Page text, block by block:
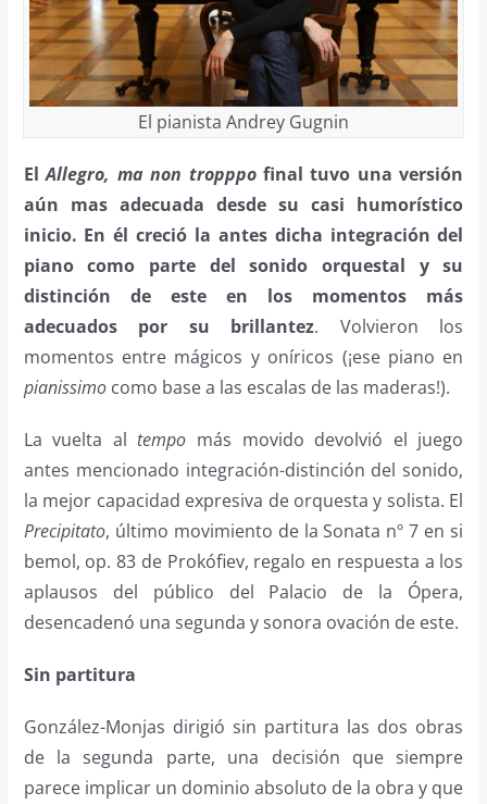
El pianista Andrey Gugnin
ElAllegro, ma non tropppofinal tuvo una versión
aún mas adecuada desde su casi humorístico
inicio. En él creció la antes dicha integración del
piano como parte del sonido orquestal y su
distinción de este en los momentos más
adecuados por su brillantez. Volvieron los
momentos entre mágicos y oníricos (¡ese piano en
pianissimocomo base a las escalas de las maderas!).
La vuelta al tempo más movido devolvió el juego
antes mencionado integración-distinción del sonido,
la mejor capacidad expresiva de orquesta y solista. El
Precipitato, último movimiento de la Sonata nº 7 en si
bemol, op. 83 de Prokófiev, regalo en respuesta a los
aplausos del público del Palacio de la Ópera,
desencadenó una segunda y sonora ovación de este.
Sin partitura
González-Monjas dirigió sin partitura las dos obras
de la segunda parte, una decisión que siempre
parece implicar un dominio absoluto de la obra y que